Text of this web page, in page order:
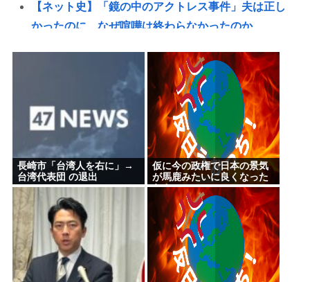
【ネット史】「鏡の中のアクトレス事件」夫は正し
かったのに、なぜ喧嘩は終わらなかったのか
新しいキーボード買いたいんだけど、今のキーボー
ド壊れなくて買う理由が見つからない
「世界唯一の被爆国は北朝鮮」と主張し、チラシを
配布する輩が発生
【衝撃】女さん同士の事故、ガチで地獄www
88歳女性、庭の草取りをしてたら孫が運転する車に
【悲報】ファン付き作業着使用男性、熱中症で死
亡 スポーツドリンクやゼリー飲料持参でも
熊本地震で避難中の家からエアコン室外機を盗んだ
日本人(47)が逮捕されるwww
長崎市「台湾人を右に」→
台湾代表団 の退出
仮に今の政権で日本の景気
が馬鹿みたいに良くなった
らさ